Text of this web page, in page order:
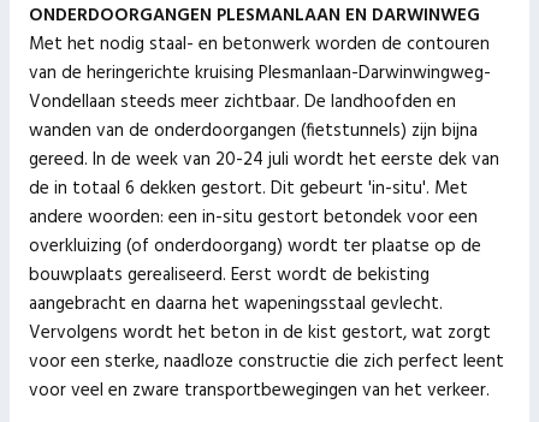
ONDERDOORGANGEN PLESMANLAAN EN DARWINWEG
Met het nodig staal- en betonwerk worden de contouren
van de heringerichte kruising Plesmanlaan-Darwinwingweg-
Vondellaan steeds meer zichtbaar. De landhoofden en
wanden van de onderdoorgangen (fietstunnels) zijn bijna
gereed. In de week van 20-24 juli wordt het eerste dek van
de in totaal 6 dekken gestort. Dit gebeurt 'in-situ'. Met
andere woorden: een in-situ gestort betondek voor een
overkluizing (of onderdoorgang) wordt ter plaatse op de
bouwplaats gerealiseerd. Eerst wordt de bekisting
aangebracht en daarna het wapeningsstaal gevlecht.
Vervolgens wordt het beton in de kist gestort, wat zorgt
voor een sterke, naadloze constructie die zich perfect leent
voor veel en zware transportbewegingen van het verkeer.